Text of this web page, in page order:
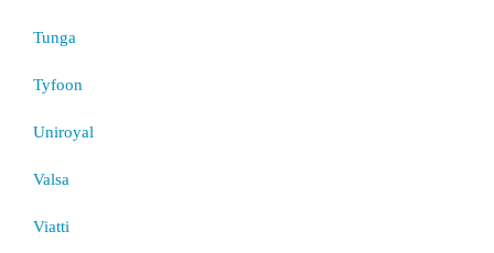
Tunga
Tyfoon
Uniroyal
Valsa
Viatti